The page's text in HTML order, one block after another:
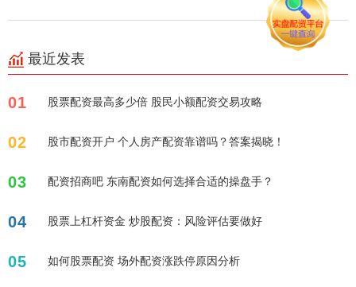
最近发表
01 股票配资最高多少倍 股民小额配资交易攻略
02 股市配资开户 个人房产配资靠谱吗？答案揭晓！
03 配资招商吧 东南配资如何选择合适的操盘手？
04 股票上杠杆资金 炒股配资：风险评估要做好
05 如何股票配资 场外配资涨跌停原因分析